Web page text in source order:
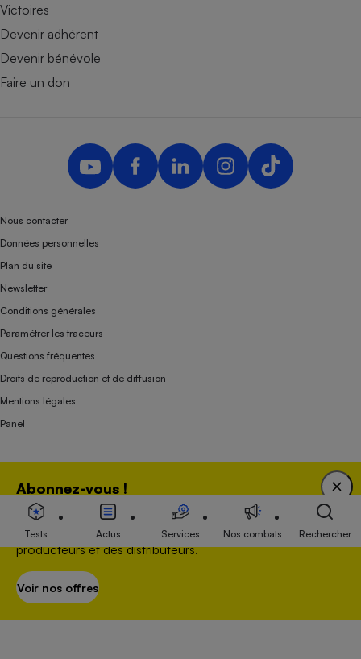
Abonnez-vous !
Bénéficiez d'une expertise unique tout en soutenant
une association 100 % indépendante de l'Etat, des
producteurs et des distributeurs.
Voir nos offres
Victoires
Devenir adhérent
Devenir bénévole
Faire un don
Nous contacter
Données personnelles
Plan du site
Newsletter
Conditions générales
Paramétrer les traceurs
Questions fréquentes
Droits de reproduction et de diffusion
Mentions légales
Panel
Association indépendante de l’État, des syndicats, des producteurs et des
distributeurs depuis 1951.
Tests Actus Services Nos combats Rechercher